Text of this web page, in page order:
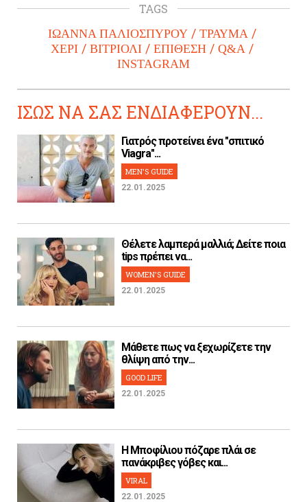
TAGS
ΙΩΑΝΝΑ ΠΑΛΙΟΣΠΥΡΟΥ
ΤΡΑΥΜΑ
ΧΕΡΙ
ΒΙΤΡΙΟΛΙ ΕΠΙΘΕΣΗ
Q&A
INSTAGRAM
ΙΣΩΣ ΝΑ ΣΑΣ ΕΝΔΙΑΦΕΡΟΥΝ...
Γιατρός προτείνει ένα "σπιτικό
Viagra"...
MEN'S GUIDE
22.01.2025
Θέλετε λαμπερά μαλλιά; Δείτε ποια
tips πρέπει να...
WOMEN'S GUIDE
22.01.2025
Μάθετε πως να ξεχωρίζετε την
θλίψη από την...
GOOD LIFE
22.01.2025
H Μποφίλιου πόζαρε πλάι σε
πανάκριβες γόβες και...
VIRAL
22.01.2025